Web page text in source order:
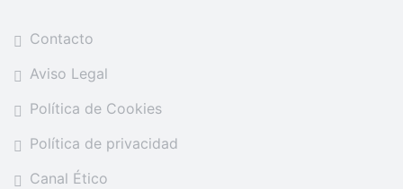
Contacto
Aviso Legal
Política de Cookies
Política de privacidad
Canal Ético